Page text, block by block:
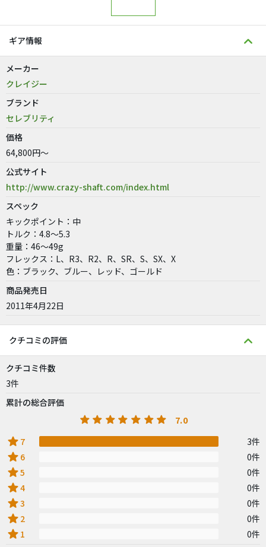
ギア情報
メーカー
クレイジー
ブランド
セレブリティ
価格
64,800円～
公式サイト
http://www.crazy-shaft.com/index.html
スペック
キックポイント：中
トルク：4.8〜5.3
重量：46〜49g
フレックス：L、R3、R2、R、SR、S、SX、X
色：ブラック、ブルー、レッド、ゴールド
商品発売日
2011年4月22日
クチコミの評価
クチコミ件数
3件
累計の総合評価
7.0
star 7 3件
star 6 0件
star5 0件
star4 0件
star3 0件
star 2 0件
star 1
0件